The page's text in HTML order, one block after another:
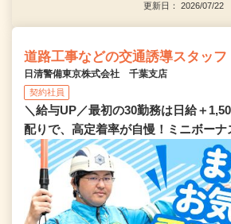
更新日： 2026/07/22
道路工事などの交通誘導スタッフ
日清警備東京株式会社 千葉支店
契約社員
＼給与UP／最初の30勤務は日給＋
配りで、高定着率が自慢！ミニボー